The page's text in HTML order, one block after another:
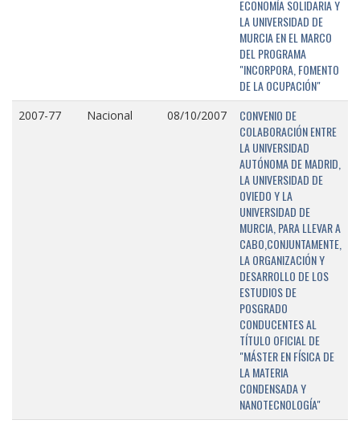
ECONOMÍA SOLIDARIA Y
LA UNIVERSIDAD DE
MURCIA EN EL MARCO
DEL PROGRAMA
"INCORPORA, FOMENTO
DE LA OCUPACIÓN"
2007-77 Nacional 08/10/2007
CONVENIO DE
COLABORACIÓN ENTRE
LA UNIVERSIDAD
AUTÓNOMA DE MADRID,
LA UNIVERSIDAD DE
OVIEDO Y LA
UNIVERSIDAD DE
MURCIA, PARA LLEVAR A
CABO,CONJUNTAMENTE,
LA ORGANIZACIÓN Y
DESARROLLO DE LOS
ESTUDIOS DE
POSGRADO
CONDUCENTES AL
TÍTULO OFICIAL DE
"MÁSTER EN FÍSICA DE
LA MATERIA
CONDENSADA Y
NANOTECNOLOGÍA"